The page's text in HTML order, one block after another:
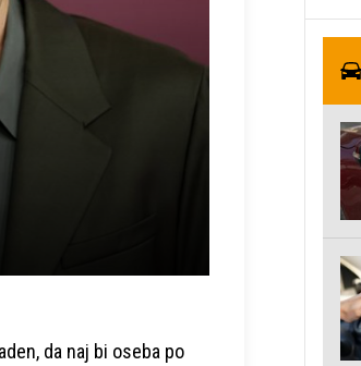
da naj bi oseba po